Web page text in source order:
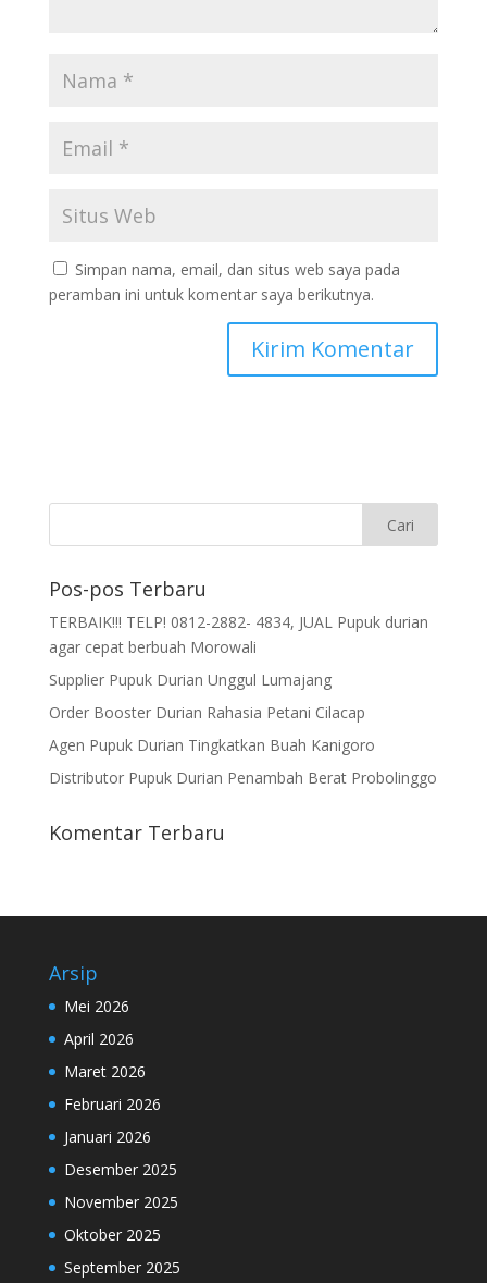
Simpan nama, email, dan situs web saya pada
peramban ini untuk komentar saya berikutnya.
Pos-pos Terbaru
TERBAIK!!! TELP! 0812-2882- 4834, JUAL Pupuk durian
agar cepat berbuah Morowali
Supplier Pupuk Durian Unggul Lumajang
Order Booster Durian Rahasia Petani Cilacap
Agen Pupuk Durian Tingkatkan Buah Kanigoro
Distributor Pupuk Durian Penambah Berat Probolinggo
Komentar Terbaru
Arsip
Mei 2026
April 2026
Maret 2026
Februari 2026
Januari 2026
Desember 2025
November 2025
Oktober 2025
September 2025